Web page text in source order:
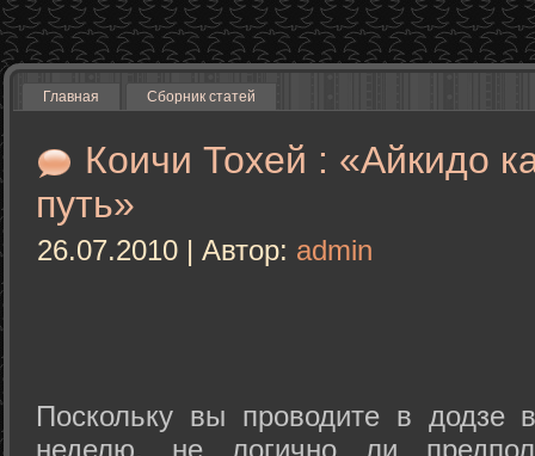
Главная Сборник статей
Коичи Тохей : «Айкидо
путь»
26.07.2010 | Автор: admin
Поскольку вы проводите в додзе